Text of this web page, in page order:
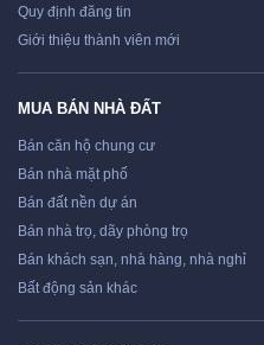
Quy định đăng tin
Giới thiệu thành viên mới
MUA BÁN NHÀ ĐẤT
Bán căn hộ chung cư
Bán nhà mặt phố
Bán đất nền dự án
Bán nhà trọ, dãy phòng trọ
Bán khách sạn, nhà hàng, nhà nghỉ
Bất động sản khác